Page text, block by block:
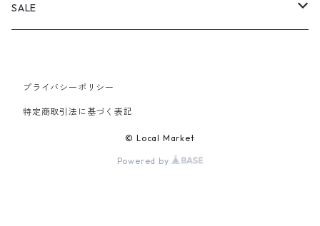
PANTS
SALE
PANTS
プライバシーポリシー
特定商取引法に基づく表記
© Local Market
Powered by